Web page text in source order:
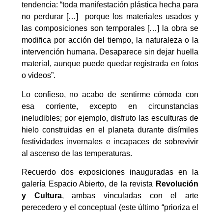
tendencia: “toda manifestación plástica hecha para
no perdurar […] porque los materiales usados y
las composiciones son temporales […] la obra se
modifica por acción del tiempo, la naturaleza o la
intervención humana. Desaparece sin dejar huella
material, aunque puede quedar registrada en fotos
o videos”.
Lo confieso, no acabo de sentirme cómoda con
esa corriente, excepto en circunstancias
ineludibles; por ejemplo, disfruto las esculturas de
hielo construidas en el planeta durante disímiles
festividades invernales e incapaces de sobrevivir
al ascenso de las temperaturas.
Recuerdo dos exposiciones inauguradas en la
galería Espacio Abierto, de la revista Revolución
y Cultura, ambas vinculadas con el arte
perecedero y el conceptual (este último “prioriza el